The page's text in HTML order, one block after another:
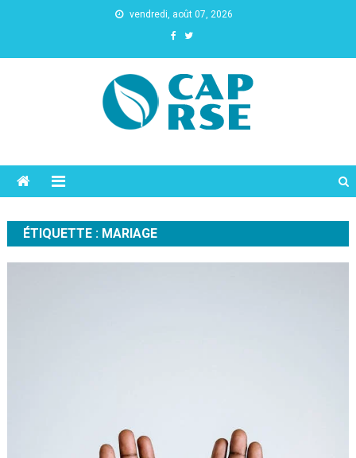
vendredi, août 07, 2026
ÉTIQUETTE : MARIAGE